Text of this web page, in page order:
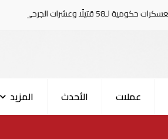
عملات الأحدث
المزيد